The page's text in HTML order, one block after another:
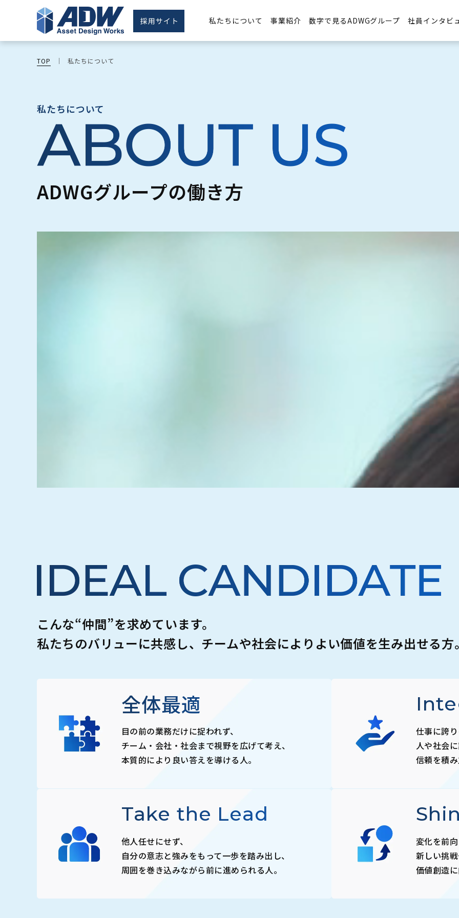
私たちについて 事業紹介 数字で見るADWGグループ 社員インタビ
TOP 私たちについて
私たちについて
ADWGグループの働き方
こんな“仲間”を求めています。
私たちのバリューに共感し、チームや社会によりよい価値を生み出せる方
全体最適
目の前の業務だけに捉われず、
チーム・会社・社会まで視野を広げて考え、
本質的により良い答えを導ける人。
仕事に誇
人や社会
信頼を積
Take the Lead
他人任せにせず、
自分の意志と強みをもって一歩を踏み出し、
周囲を巻き込みながら前に進められる人。
変化を前
新しい挑
価値創造